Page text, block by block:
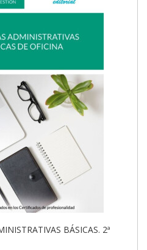
BÁSICAS. 2ª